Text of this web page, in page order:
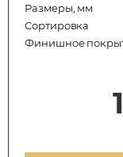
Размеры, мм
Сортировка
Финишное